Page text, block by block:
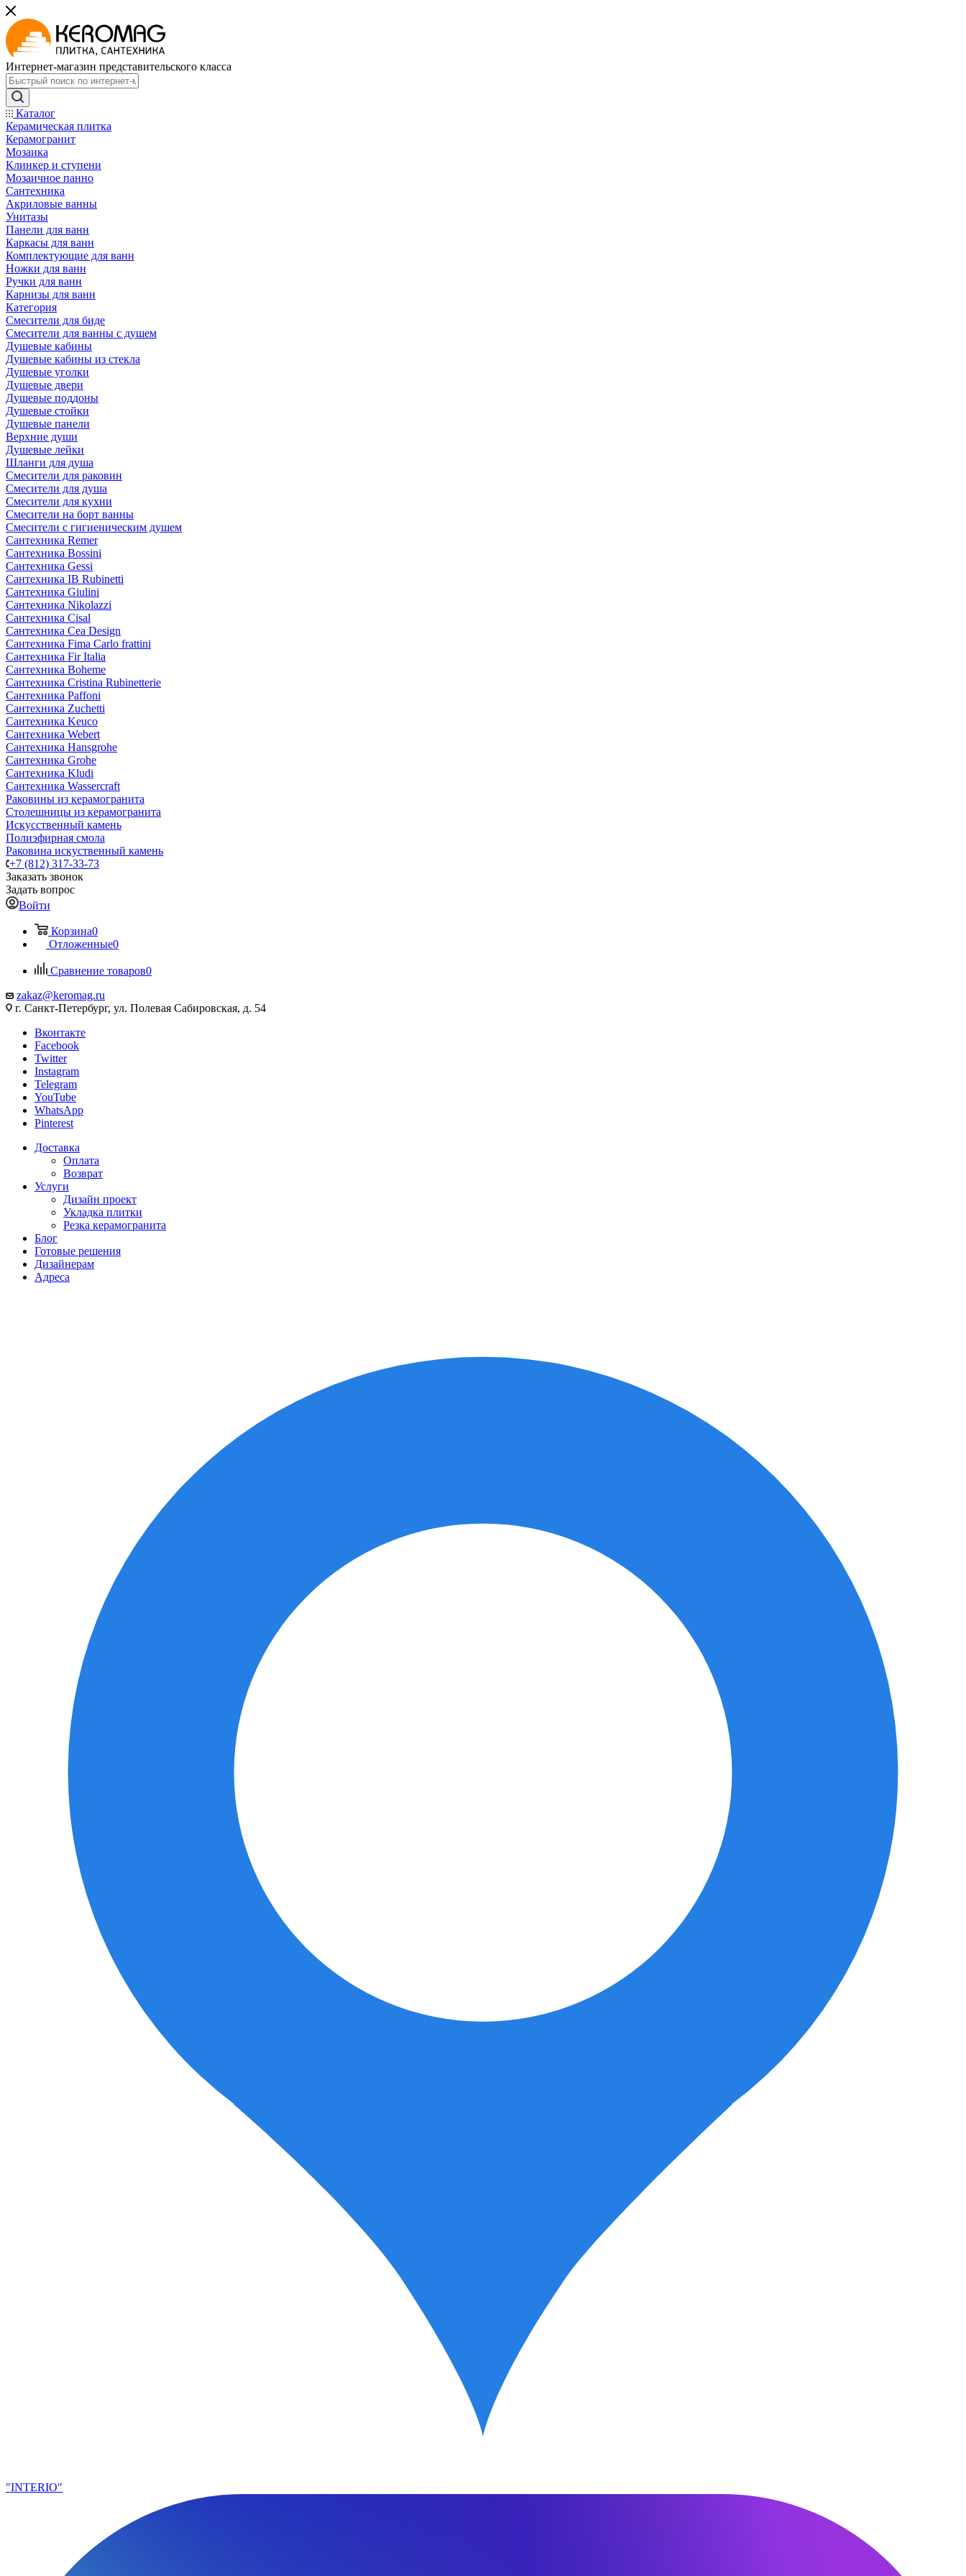
Интернет-магазин представительского класса
Каталог
Керамическая плитка
Керамогранит
Мозаика
Клинкер и ступени
Мозаичное панно
Сантехника
Акриловые ванны
Унитазы
Панели для ванн
Каркасы для ванн
Комплектующие для ванн
Ножки для ванн
Ручки для ванн
Карнизы для ванн
Категория
Смесители для биде
Смесители для ванны с душем
Душевые кабины
Душевые кабины из стекла
Душевые уголки
Душевые двери
Душевые поддоны
Душевые стойки
Душевые панели
Верхние души
Душевые лейки
Шланги для душа
Смесители для раковин
Смесители для душа
Смесители для кухни
Смесители на борт ванны
Смесители с гигиеническим душем
Сантехника Remer
Сантехника Bossini
Сантехника Gessi
Сантехника IB Rubinetti
Сантехника Giulini
Сантехника Nikolazzi
Сантехника Cisal
Сантехника Cea Design
Сантехника Fima Carlo frattini
Сантехника Fir Italia
Сантехника Boheme
Сантехника Cristina Rubinetterie
Сантехника Paffoni
Сантехника Zuchetti
Сантехника Keuco
Сантехника Webert
Сантехника Hansgrohe
Сантехника Grohe
Сантехника Kludi
Сантехника Wassercraft
Раковины из керамогранита
Столешницы из керамогранита
Искусственный камень
Полиэфирная смола
Раковина искуственный камень
+7 (812) 317-33-73
Заказать звонок
Задать вопрос
Войти
Корзина0
Отложенные0
Сравнение товаров0
zakaz@keromag.ru
г. Санкт-Петербург, ул. Полевая Сабировская, д. 54
Вконтакте
Facebook
Twitter
Instagram
Telegram
YouTube
WhatsApp
Pinterest
Доставка
Оплата
Возврат
Услуги
Дизайн проект
Укладка плитки
Резка керамогранита
Блог
Готовые решения
Дизайнерам
Адреса
"INTERIO"